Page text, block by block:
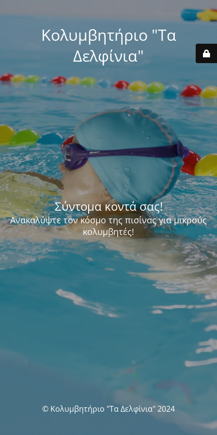
Κολυμβητήριο "Τα
Δελφίνια"
Σύντομα κοντά σας!
Ανακαλύψτε τον κόσμο της πισίνας για μικρούς
κολυμβητές!
© Κολυμβητήριο "Τα Δελφίνια" 2024